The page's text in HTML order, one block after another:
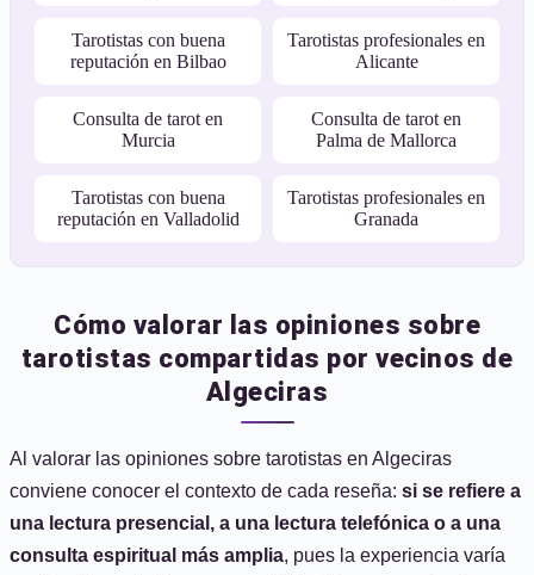
Tarotistas con buena
reputación en Bilbao
Tarotistas profesionales en
Alicante
Consulta de tarot en
Murcia
Consulta de tarot en
Palma de Mallorca
Tarotistas con buena
reputación en Valladolid
Tarotistas profesionales en
Granada
Cómo valorar las opiniones sobre
tarotistas compartidas por vecinos de
Algeciras
Al valorar las opiniones sobre tarotistas en Algeciras
conviene conocer el contexto de cada reseña: si se refiere a
una lectura presencial, a una lectura telefónica o a una
consulta espiritual más amplia, pues la experiencia varía